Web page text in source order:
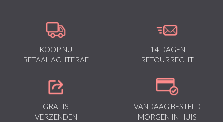
KOOP NU
BETAAL ACHTERAF
14 DAGEN
RETOURRECHT
GRATIS
VERZENDEN
VANDAAG BESTELD
MORGEN IN HUIS